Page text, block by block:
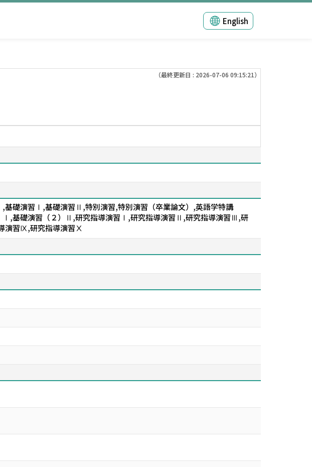
English
（最終更新日 : 2026-07-06 09:15:21）
基礎演習Ⅰ,基礎演習Ⅱ,特別演習,特別演習（卒業論文）,英語学特講
基礎演習（２）Ⅱ,研究指導演習Ⅰ,研究指導演習Ⅱ,研究指導演習Ⅲ,研
演習Ⅸ,研究指導演習Ⅹ